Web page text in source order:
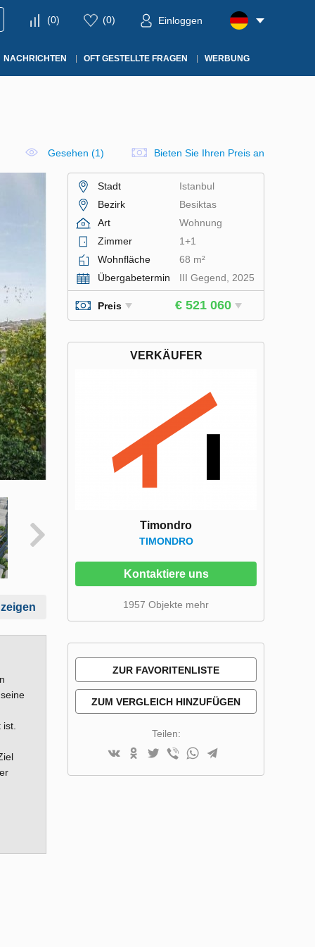
(0) (0) Einloggen
NACHRICHTEN OFT GESTELLTE FRAGEN WERBUNG
Gesehen (1) Bieten Sie Ihren Preis an
Stadt
Istanbul
Bezirk
Besiktas
Art
Wohnung
Zimmer
1+1
Wohnfläche
68 m²
Übergabetermin
III Gegend, 2025
Preis € 521 060
VERKÄUFER
Timondro
TIMONDRO
Kontaktiere uns
1957 Objekte mehr
ZUR FAVORITENLISTE
ZUM VERGLEICH HINZUFÜGEN
Teilen: